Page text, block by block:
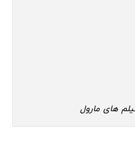
های مارول